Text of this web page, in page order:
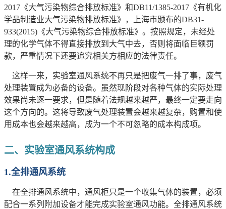
2017《大气污染物综合排放标准》和DB11/1385-2017《有机化
学品制造业大气污染物排放标准》，上海市颁布的DB31-
933(2015)《大气污染物综合排放标准》。按照规定，未经处
理的化学气体不得直接排放到大气中去，否则将面临巨额罚
款，严重情况下还要追究相关方相应的法律责任。
这样一来，实验室通风系统不再只是把废气一排了事，废气
处理装置成为必备的设备。虽然现阶段对各种气体的实际处理
效果尚未逐一要求，但是随着法规越来越严，最终一定要走向
这个方向的。这将导致废气处理装置会越来越复杂，购置和使
用成本也会越来越高，成为一个不可忽略的成本构成项。
二、 实验室通风系统构成
1.全排通风系统
在全排通风系统中，通风柜只是一个收集气体的装置，必须
配合一系列附加设备才能完成实验室通风功能。全排通风系统